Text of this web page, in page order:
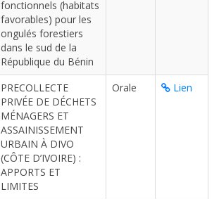
fonctionnels (habitats
favorables) pour les
ongulés forestiers
dans le sud de la
République du Bénin
PRECOLLECTE
PRIVÉE DE DÉCHETS
MÉNAGERS ET
ASSAINISSEMENT
URBAIN À DIVO
(CÔTE D’IVOIRE) :
APPORTS ET
LIMITES
Orale Lien